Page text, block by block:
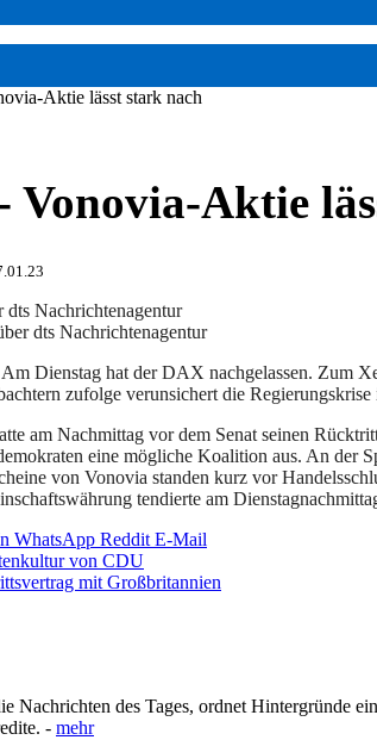
Aktie lässt stark nach
Aktie
dts Nachrichtenagentur
Dienstag hat der DAX nachgelassen. Zum
zufolge verunsichert die
am Nachmittag vor dem Senat seinen
eine mögliche Koalition aus. An der
von Vonovia standen kurz vor
tendierte am
WhatsApp Reddit E-Mail
von CDU
mit Großbritannien
Nachrichten des Tages, ordnet Hintergründe
- mehr